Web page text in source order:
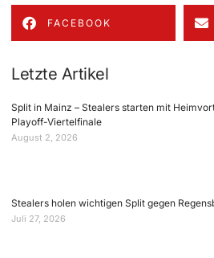
FACEBOOK
Letzte Artikel
Split in Mainz – Stealers starten mit
Playoff-Viertelfinale
August 2, 2026
Stealers holen wichtigen Split gegen
Juli 27, 2026